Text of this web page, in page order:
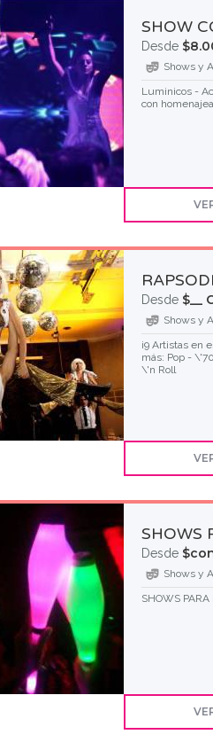
SHOW
Desde
Shows y
Luminicos -
con
Desde $__
Shows y
¡9 Artistas en
más: Pop -
\'n Roll
SHOWS
Desde
Shows y
SHOWS PARA